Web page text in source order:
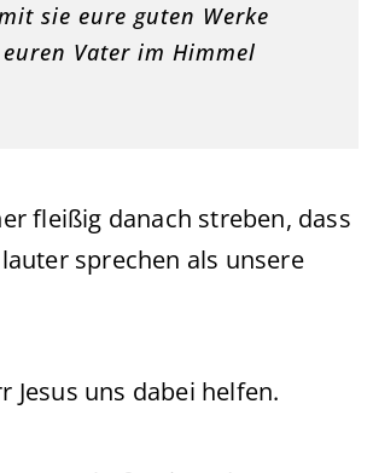
sie eure guten Werke
Vater im Himmel
fleißig danach streben, dass
sprechen als unsere
Jesus uns dabei helfen.